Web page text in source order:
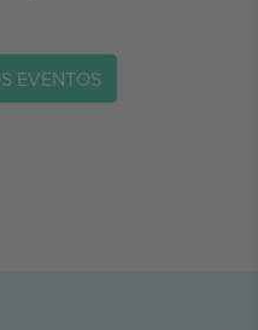
EVENTOS